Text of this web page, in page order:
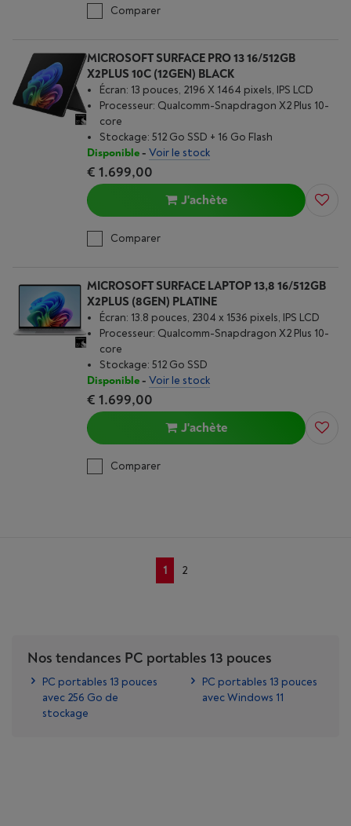
Comparer
MICROSOFT SURFACE PRO 13 16/512GB
X2PLUS 10C (12GEN) BLACK
Écran: 13 pouces, 2196 X 1464 pixels, IPS LCD
Processeur: Qualcomm-Snapdragon X2 Plus 10-
core
Stockage: 512 Go SSD + 16 Go Flash
Disponible- Voir le stock
€ 1.699,00
J'achète
Comparer
MICROSOFT SURFACE LAPTOP 13,8 16/512GB
X2PLUS (8GEN) PLATINE
Écran: 13.8 pouces, 2304 x 1536 pixels, IPS LCD
Processeur: Qualcomm-Snapdragon X2 Plus 10-
core
Stockage: 512 Go SSD
Disponible- Voir le stock
€ 1.699,00
J'achète
Comparer
1 2
Nos tendances PC portables 13 pouces
PC portables 13 pouces
avec 256 Go de
stockage
PC portables 13 pouces
avec Windows 11